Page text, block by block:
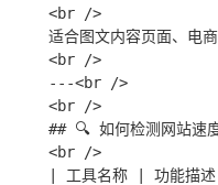
<br />
适合图文内容页面、电
<br />
---<br />
<br />
## 🔍 如何检测网站速
<br />
| 工具名称 | 功能描